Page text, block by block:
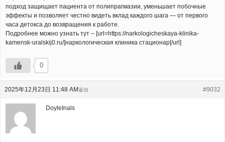
подход защищает пациента от полипрагмазии, уменьшает побочные
эффекты и позволяет честно видеть вклад каждого шага — от первого
часа детокса до возвращения к работе.
Подробнее можно узнать тут – [url=https://narkologicheskaya-klinika-
kamensk-uralskij0.ru/]наркологическая клиника стационар[/url]
0
2025年12月23日 11:48 AM #9032
返信
DoyleInals